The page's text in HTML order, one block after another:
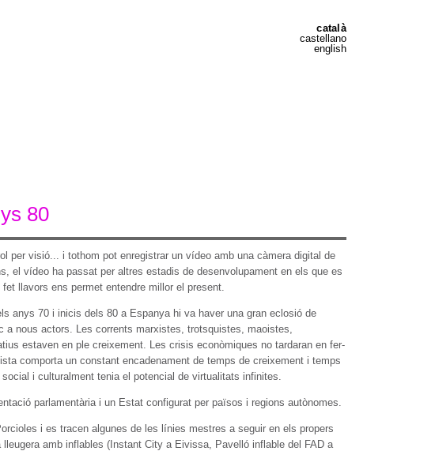
català
castellano
english
80
visió... i tothom pot enregistrar un vídeo amb una càmera digital de
el vídeo ha passat per altres estadis de desenvolupament en els que es
llavors ens permet entendre millor el present.
anys 70 i inicis dels 80 a Espanya hi va haver una gran eclosió de
nous actors. Les corrents marxistes, trotsquistes, maoistes,
estaven en ple creixement. Les crisis econòmiques no tardaran en fer-
comporta un constant encadenament de temps de creixement i temps
i culturalment tenia el potencial de virtualitats infinites.
parlamentària i un Estat configurat per països i regions autònomes.
i es tracen algunes de les línies mestres a seguir en els propers
amb inflables (Instant City a Eivissa, Pavelló inflable del FAD a